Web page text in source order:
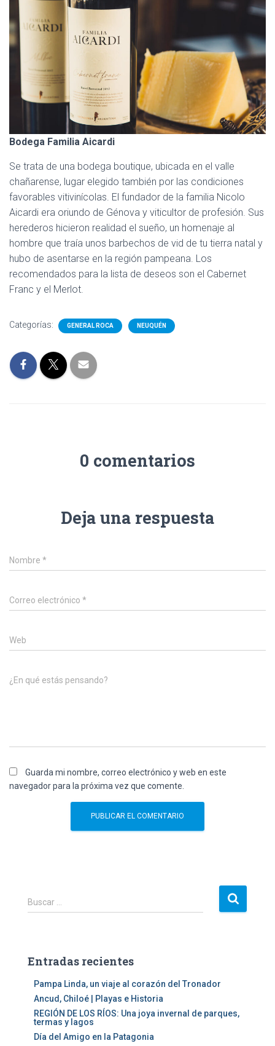
Bodega Familia Aicardi
Se trata de una bodega boutique, ubicada en el valle
chañarense, lugar elegido también por las condiciones
favorables vitivinícolas. El fundador de la familia Nicolo
Aicardi era oriundo de Génova y viticultor de profesión. Sus
herederos hicieron realidad el sueño, un homenaje al
hombre que traía unos barbechos de vid de tu tierra natal y
hubo de asentarse en la región pampeana. Los
recomendados para la lista de deseos son el Cabernet
Franc y el Merlot.
Categorías: GENERAL ROCA NEUQUÉN
0 comentarios
Deja una respuesta
Nombre *
Correo electrónico *
Web
¿En qué estás pensando?
Guarda mi nombre, correo electrónico y web en este
navegador para la próxima vez que comente.
B
u
r
Buscar …
Entradas recientes
Pampa Linda, un viaje al corazón del Tronador
Ancud, Chiloé | Playas e Historia
REGIÓN DE LOS RÍOS: Una joya invernal de parques,
termas y lagos
Día del Amigo en la Patagonia